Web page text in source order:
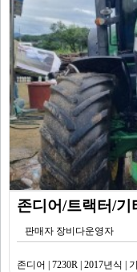
존디어/트랙터/기
판매자 장비다운영자
존디어 | 7230R | 2017년식 |